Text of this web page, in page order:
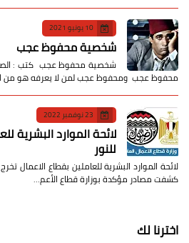
10 يونيو 2021
شخصية محفوظ عجب
شخصية محفوظ عجب كتب :
محفوظ عجب ومحفوظ عجب لمن لا يعرفه هو من
23 نوفمبر 2022
لائحة الموارد البشرية
للنور
لائحة الموارد البشرية للعاملين بقطاع الاعمال
كشفت مصادر مؤكدة بوزارة قطاع الأعم…
اخترنا لك